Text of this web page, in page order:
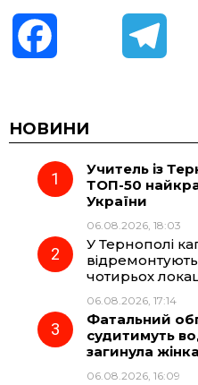
c
e
o
k
e
r
a
m
НОВИНИ
Учитель із
ТОП-50
України
06.08.2026, 18:03
У Тернополі
чотирьох
06.08.2026, 17:14
Фатальний
судитимуть
загинула жінка
06.08.2026, 16:09